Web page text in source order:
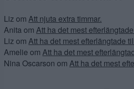
Liz om Att njuta extra timmar.
Anitaom Att ha det mest
Liz om Att ha det mest efterlängtade
Amelie om Att ha det mest
Nina Oscarson om Att ha det mest